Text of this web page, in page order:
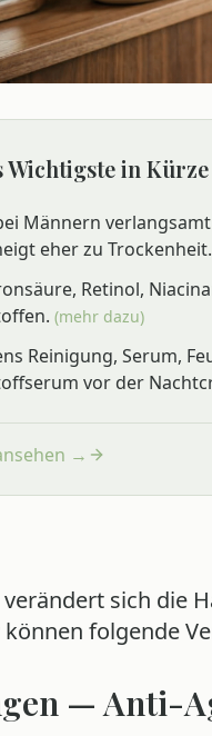
Wichtigste in Kürze
Männern
eher zu Trockenheit.
Retinol,
(mehr dazu)
Reinigung, Serum,
vor der
→
sich die
können folgende
— Anti-